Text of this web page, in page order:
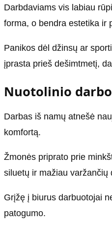
Darbdaviams vis labiau
forma, o bendra estetika ir
Panikos dėl džinsų ar
įprasta prieš dešimtmetį,
Nuotolinio
Darbas iš namų atnešė
komfortą.
Žmonės priprato prie
siluetų ir mažiau varžančių
Grįžę į biurus darbuotojai
patogumo.